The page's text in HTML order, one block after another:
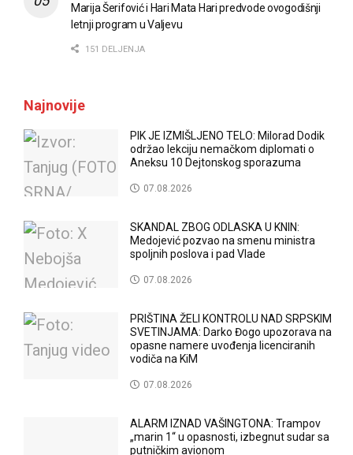
Marija Šerifović i Hari Mata Hari predvode ovogodišnji
letnji program u Valjevu
151 DELJENJA
Najnovije
PIK JE IZMIŠLJENO TELO: Milorad Dodik
održao lekciju nemačkom diplomati o
Aneksu 10 Dejtonskog sporazuma
07.08.2026
SKANDAL ZBOG ODLASKA U KNIN:
Medojević pozvao na smenu ministra
spoljnih poslova i pad Vlade
07.08.2026
PRIŠTINA ŽELI KONTROLU NAD SRPSKIM
SVETINJAMA: Darko Đogo upozorava na
opasne namere uvođenja licenciranih
vodiča na KiM
07.08.2026
ALARM IZNAD VAŠINGTONA: Trampov
„marin 1“ u opasnosti, izbegnut sudar sa
putničkim avionom